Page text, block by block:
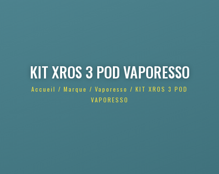
KIT XROS 3 POD VAPORESSO
Accueil / Marque / Vaporesso / KIT XROS 3 POD
VAPORESSO